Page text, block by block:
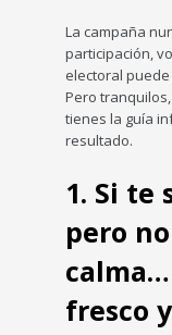
La campaña
participación,
electoral
Pero
tienes la guía
resultado.
1. Si te
pero
fresco